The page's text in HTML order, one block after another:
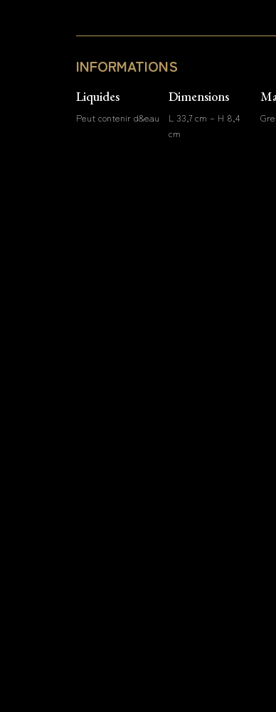
INFORMATIONS
Liquides
Peut contenir d&eau
Dimensions
L 33,7 cm – H 8,4
cm